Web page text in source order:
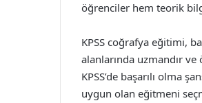
öğrenciler hem teorik
KPSS coğrafya eğitimi,
alanlarında uzmandır
KPSS’de başarılı olma
uygun olan eğitmeni